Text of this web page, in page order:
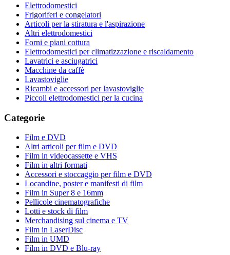
Elettrodomestici
Frigoriferi e congelatori
Articoli per la stiratura e l'aspirazione
Altri elettrodomestici
Forni e piani cottura
Elettrodomestici per climatizzazione e riscaldamento
Lavatrici e asciugatrici
Macchine da caffè
Lavastoviglie
Ricambi e accessori per lavastoviglie
Piccoli elettrodomestici per la cucina
Categorie
Film e DVD
Altri articoli per film e DVD
Film in videocassette e VHS
Film in altri formati
Accessori e stoccaggio per film e DVD
Locandine, poster e manifesti di film
Film in Super 8 e 16mm
Pellicole cinematografiche
Lotti e stock di film
Merchandising sul cinema e TV
Film in LaserDisc
Film in UMD
Film in DVD e Blu-ray